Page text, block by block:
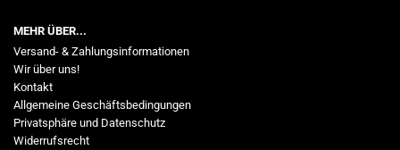
MEHR ÜBER...
Versand- & Zahlungsinformationen
Wir über uns!
Kontakt
Allgemeine Geschäftsbedingungen
Privatsphäre und Datenschutz
Widerrufsrecht